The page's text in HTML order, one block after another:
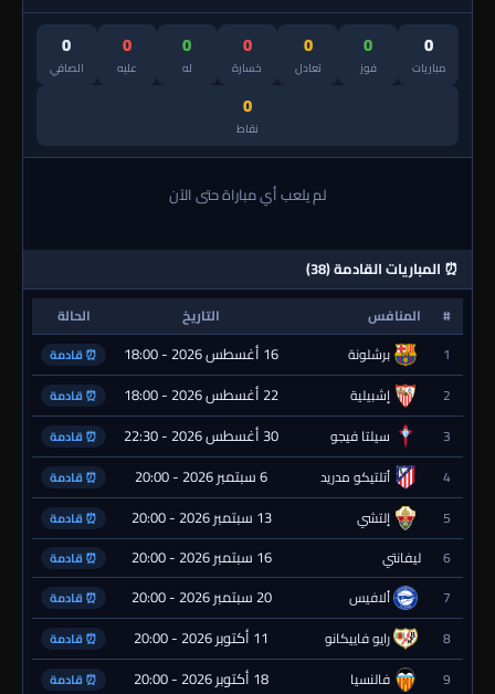
0
مباريات
0
فوز
0
تعادل
0
خسارة
0
له
0
عليه
0
الصافي
0
نقاط
لم يلعب أي مباراة حتى الآن
⏰ المباريات القادمة (38)
# المنافس التاريخ
الحالة
1
برشلونة 16 أغسطس 2026 - 18:00 ⏰ قادمة
2 إشبيلية 22 أغسطس 2026 - 18:00 ⏰ قادمة
3 سيلتا فيجو 30 أغسطس 2026 - 22:30 ⏰ قادمة
4 أتلتيكو مدريد 6 سبتمبر 2026 - 20:00 ⏰ قادمة
5 إلتشي 13 سبتمبر 2026 - 20:00 ⏰ قادمة
6 ليفانتي 16 سبتمبر 2026 - 20:00 ⏰ قادمة
7 ألافيس 20 سبتمبر 2026 - 20:00 ⏰ قادمة
8 رايو فاييكانو 11 أكتوبر 2026 - 20:00 ⏰ قادمة
9 فالنسيا 18 أكتوبر 2026 - 20:00 ⏰ قادمة